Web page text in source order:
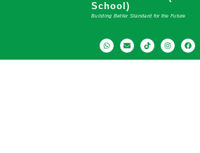
School)
Building Better Standard for the Future